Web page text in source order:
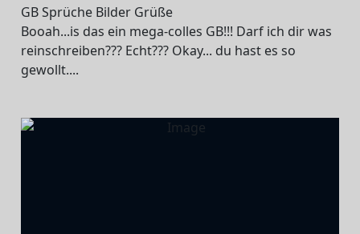
GB Sprüche Bilder Grüße
Booah...is das ein mega-colles GB!!! Darf ich dir was
reinschreiben??? Echt??? Okay... du hast es so
gewollt....